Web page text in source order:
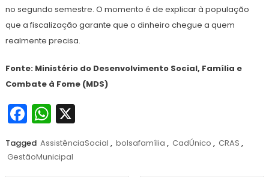
no segundo semestre. O momento é de explicar à população
que a fiscalização garante que o dinheiro chegue a quem
realmente precisa.
Fonte: Ministério do Desenvolvimento Social, Família e
Combate à Fome (MDS)
Facebook
WhatsApp
X
Tagged AssistênciaSocial , bolsafamília , CadÚnico , CRAS ,
GestãoMunicipal